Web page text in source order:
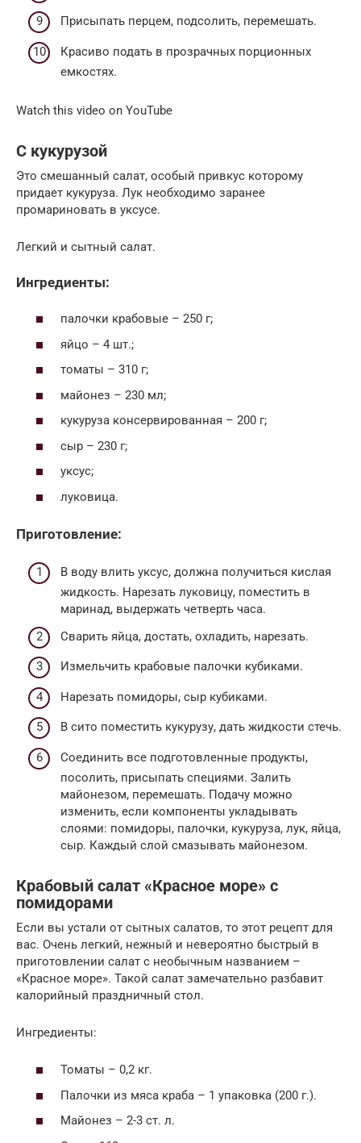
Присыпать перцем, подсолить, перемешать.
Красиво подать в прозрачных порционных
емкостях.
Watch this video on YouTube
С кукурузой
Это смешанный салат, особый привкус которому
придает кукуруза. Лук необходимо заранее
промариновать в уксусе.
Легкий и сытный салат.
Ингредиенты:
палочки крабовые – 250 г;
яйцо – 4 шт.;
томаты – 310 г;
майонез – 230 мл;
кукуруза консервированная – 200 г;
сыр – 230 г;
уксус;
луковица.
Приготовление:
В воду влить уксус, должна получиться кислая
жидкость. Нарезать луковицу, поместить в
маринад, выдержать четверть часа.
Сварить яйца, достать, охладить, нарезать.
Измельчить крабовые палочки кубиками.
Нарезать помидоры, сыр кубиками.
В сито поместить кукурузу, дать жидкости стечь.
Соединить все подготовленные продукты,
посолить, присыпать специями. Залить
майонезом, перемешать. Подачу можно
изменить, если компоненты укладывать
слоями: помидоры, палочки, кукуруза, лук, яйца,
сыр. Каждый слой смазывать майонезом.
Крабовый салат «Красное море» с
помидорами
Если вы устали от сытных салатов, то этот рецепт для
вас. Очень легкий, нежный и невероятно быстрый в
приготовлении салат с необычным названием –
«Красное море». Такой салат замечательно разбавит
калорийный праздничный стол.
Ингредиенты:
Томаты – 0,2 кг.
Палочки из мяса краба – 1 упаковка (200 г.).
Майонез – 2-3 ст. л.